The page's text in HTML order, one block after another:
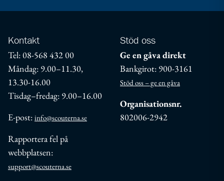
Kontakt
Tel: 08-568 432 00
Måndag: 9.00–11.30,
13.30-16.00
Tisdag–fredag: 9.00–16.00
E-post: info@scouterna.se
Rapportera fel på
webbplatsen:
support@scouterna.se
Stöd oss
Ge en gåva direkt
Bankgirot: 900-3161
Stöd oss – ge en gåva
Organisationsnr.
802006-2942